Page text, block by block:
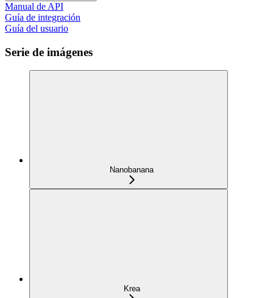
Manual de API
Guía de integración
Guía del usuario
Serie de imágenes
Nanobanana
Krea